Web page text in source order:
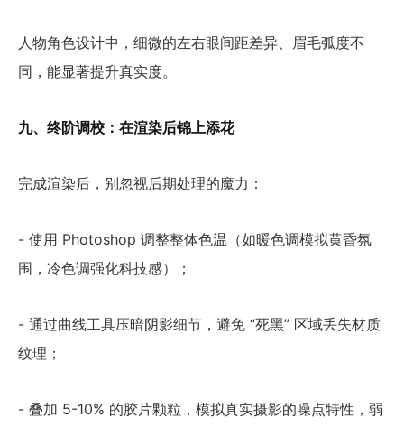
人物角色设计中，细微的左右眼间距差异、眉毛弧度不
同，能显著提升真实度。
九、终阶调校：在渲染后锦上添花
完成渲染后，别忽视后期处理的魔力：
- 使用 Photoshop 调整整体色温（如暖色调模拟黄昏氛
围，冷色调强化科技感）；
- 通过曲线工具压暗阴影细节，避免 “死黑” 区域丢失材质
纹理；
- 叠加 5-10% 的胶片颗粒，模拟真实摄影的噪点特性，弱